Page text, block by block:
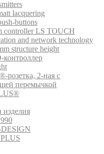
lacquering
buttons
controller LS TOUCH
and network technology
structure height
розетка, 2-ная с
перемычкой